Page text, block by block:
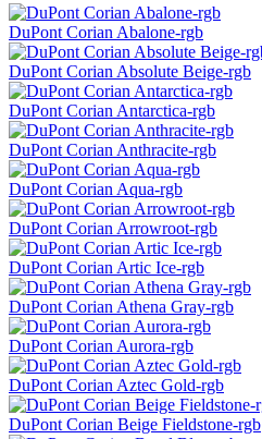
DuPont Corian Abalone-rgb
DuPont Corian Absolute Beige-rgb
DuPont Corian Antarctica-rgb
DuPont Corian Anthracite-rgb
DuPont Corian Aqua-rgb
DuPont Corian Arrowroot-rgb
DuPont Corian Artic Ice-rgb
DuPont Corian Athena Gray-rgb
DuPont Corian Aurora-rgb
DuPont Corian Aztec Gold-rgb
DuPont Corian Beige Fieldstone-rgb